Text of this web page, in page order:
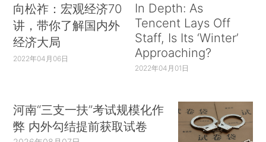
向松祚：宏观经济70
讲，带你了解国内外
经济大局
2022年04月06日
In Depth: As
Tencent Lays Off
Staff, Is Its ‘Winter’
Approaching?
2022年04月01日
河南“三支一扶”考试规模化作
弊 内外勾结提前获取试卷